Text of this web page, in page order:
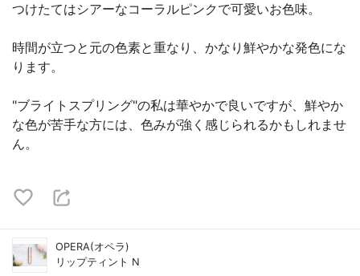
つけたてはシアーなコーラルピンクで可愛いお色味。
時間が立つと元の色素と重なり、かなり鮮やかな発色にな
ります。
"ブライトスプリング"の私は華やかで良いですが、鮮やか
な色が苦手な方には、色みが強く感じられるかもしれませ
ん。
OPERA(オペラ)
リップティント N